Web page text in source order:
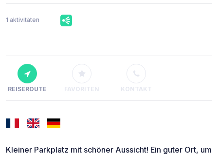
1 aktivitäten
REISEROUTE FAVORITEN KONTAKT
Kleiner Parkplatz mit schöner Aussicht! Ein guter Ort, um